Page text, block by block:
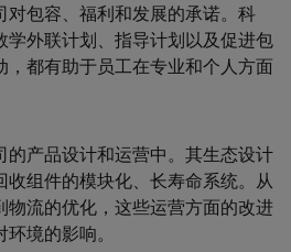
对包容、福利和发展的承诺。科
学外联计划、指导计划以及促进包
，都有助于员工在专业和个人方面
的产品设计和运营中。其生态设计
收组件的模块化、长寿命系统。从
物流的优化，这些运营方面的改进
境的影响。